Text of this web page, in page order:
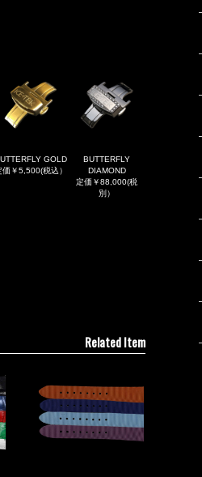
GOLD
価￥5,500(税込）
BUTTERFLY
DIAMOND
定価￥88,000(税
別）
Related Item